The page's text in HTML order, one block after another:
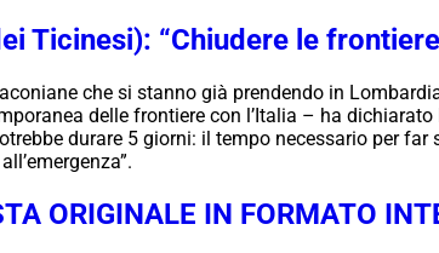
Ticinesi): “Chiudere le
che si stanno già prendendo in
delle frontiere con l’Italia – ha
durare 5 giorni: il tempo necessario per
ORIGINALE IN FORMATO